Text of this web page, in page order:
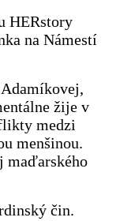
HERstory
na Námestí
žije v
medzi
menšinou.
maďarského
čin.